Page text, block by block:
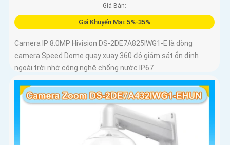
Giá Bán:
Giá Khuyến Mại: 5%-35%
Camera IP 8.0MP Hivision DS-2DE7A825IWG1-E là dòng
camera Speed Dome quay xuay 360 độ giám sát ổn định
ngoài trời nhờ công nghệ chống nước IP67